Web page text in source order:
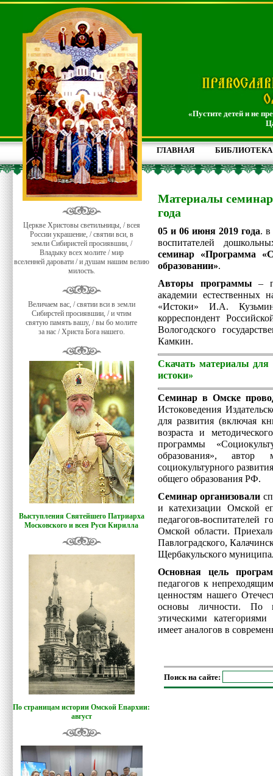
«Пустите детей и не
ГЛАВНАЯ БИБЛИОТЕКА
Церкве Христовы светильницы, / всея
России украшение, / святии вси, в
земли Сибиристей просиявшии, /
Владыку всех молите / мир
вселенней даровати / и душам нашим велию
милость.
Величаем вас, / святии вси в земли
Сибирстей просиявшии, / и чтим
святую память вашу, / вы бо молите
за нас / Христа Бога нашего.
Выступления Святейшего Патриарха
Московского и всея Руси Кирилла
По страницам истории Омской Епархии:
август
Материалы
года
05 и 06 июня 2019 года. в
воспитателей
семинар «Программа
образовании».
Авторы программы –
академии естественных
«Истоки» И.А.
корреспондент
Вологодского
Камкин.
Скачать материалы для
истоки»
Семинар в Омске
Истоковедения
для развития (включая
возраста и
программы
образования», автор
социокультурного
общего образования РФ.
Семинар организовали
и катехизации Омской
педагогов-воспитателей
Омской области.
Павлоградского,
Щербакульского
Основная цель
педагогов к
ценностям нашего
основы личности. По
этическими
имеет аналогов в
Поиск на сайте: